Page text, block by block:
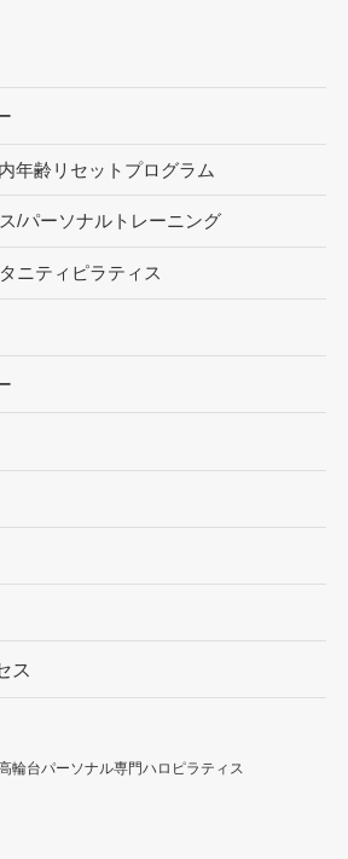
年齢リセットプログラム
/パーソナルトレーニング
ニティピラティス
ス
輪台パーソナル専門ハロピラティス